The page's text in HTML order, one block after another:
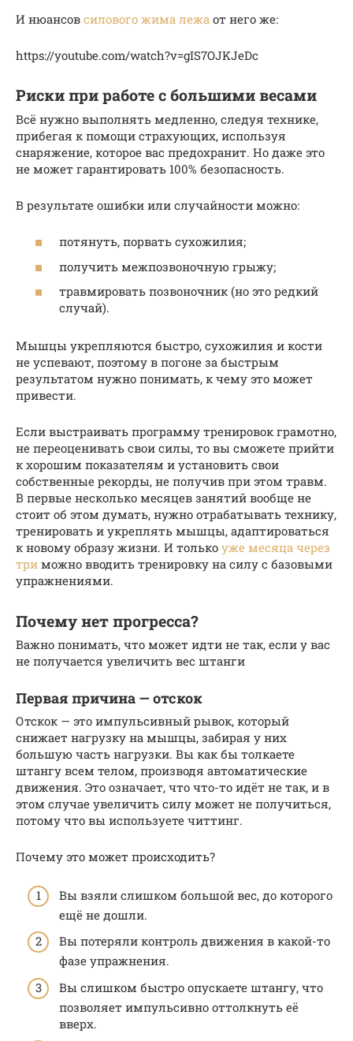
И нюансов силового жима лежа от него же:
https://youtube.com/watch?v=gIS7OJKJeDc
Риски при работе с большими весами
Всё нужно выполнять медленно, следуя технике,
прибегая к помощи страхующих, используя
снаряжение, которое вас предохранит. Но даже это
не может гарантировать 100% безопасность.
В результате ошибки или случайности можно:
потянуть, порвать сухожилия;
получить межпозвоночную грыжу;
травмировать позвоночник (но это редкий
случай).
Мышцы укрепляются быстро, сухожилия и кости
не успевают, поэтому в погоне за быстрым
результатом нужно понимать, к чему это может
привести.
Если выстраивать программу тренировок грамотно,
не переоценивать свои силы, то вы сможете прийти
к хорошим показателям и установить свои
собственные рекорды, не получив при этом травм.
В первые несколько месяцев занятий вообще не
стоит об этом думать, нужно отрабатывать технику,
тренировать и укреплять мышцы, адаптироваться
к новому образу жизни. И только уже месяца через
три можно вводить тренировку на силу с базовыми
упражнениями.
Почему нет прогресса?
Важно понимать, что может идти не так, если у вас
не получается увеличить вес штанги
Первая причина — отскок
Отскок — это импульсивный рывок, который
снижает нагрузку на мышцы, забирая у них
большую часть нагрузки. Вы как бы толкаете
штангу всем телом, производя автоматические
движения. Это означает, что что-то идёт не так, и в
этом случае увеличить силу может не получиться,
потому что вы используете читтинг.
Почему это может происходить?
Вы взяли слишком большой вес, до которого
ещё не дошли.
Вы потеряли контроль движения в какой-то
фазе упражнения.
Вы слишком быстро опускаете штангу, что
позволяет импульсивно оттолкнуть её
вверх.